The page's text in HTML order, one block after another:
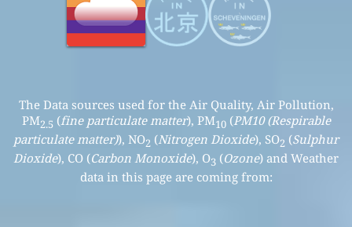
The Data sources used for the Air Quality, Air Pollution,
PM2.5 (fine particulate matter), PM10(PM10 (Respirable
particulate matter)), NO2 (Nitrogen Dioxide), SO2 (Sulphur
Dioxide), CO (Carbon Monoxide), O3 (Ozone) and Weather
data in this page are coming from: